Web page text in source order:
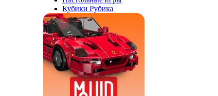
Кубики Рубика